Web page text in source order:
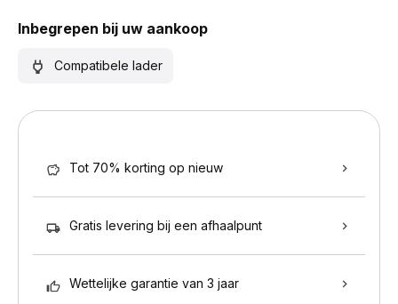
Inbegrepen bij uw aankoop
Compatibele lader
Tot 70% korting op nieuw
Gratis levering bij een afhaalpunt
Wettelijke garantie van 3 jaar